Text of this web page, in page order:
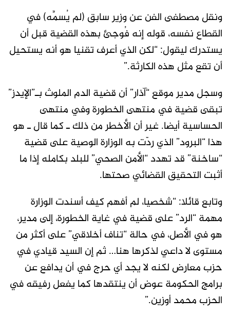
ونقل مصطفى الفن عن وزير سابق (لم يُسمِّه) في
القطاع نفسه، قوله إنه فُوجئ بهذه القضية قبل أن
يستدرك ليقول: “لكن الذي أعرف تقنيا هو أنه يستحيل
أن تقع مثل هذه الكارثة.”
وسجل مدير موقع “آذار” أن قضية الدم الملوث بـ”الإيدز”
تبقى قضية في منتهى الخطورة وفي منتهى
الحساسية أيضا. غير أن الأخطر من ذلك ـ كما قال ـ هو
هذا “البرود” الذي ردّت به الوزارة الوصية على قضية
“ساخنة” قد تهدد “الأمن الصحي” للبلد بكامله إذا ما
أثبت التحقيق القضائي صحتها.
وتابع قائلا: “شخصيا، لم أفهم كيف أسندت الوزارة
مهمة “الرد” على قضية في غاية الخطورة، إلى مدير،
هو في الأصل، في حالة “تناف أخلاقي” على أكثر من
مستوى لا داعي لذكرها هنا… ثم إن السيد قيادي في
حزب معارض لكنه لا يجد أي حرج في أن يدافع عن
برامج الحكومة عوض أن ينتقدها كما يفعل رفيقه في
الحزب محمد أوزين.”